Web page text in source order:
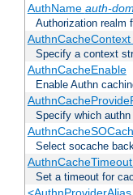
AuthName auth-
Authorization realm
Specify a context
AuthnCacheEnable
Enable Authn
Specify which
Select socache
AuthnCacheTimeout
Set a timeout for